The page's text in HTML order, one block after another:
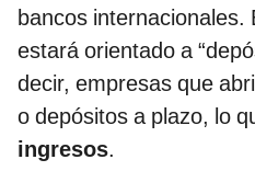
bancos internacionales.
estará orientado a
decir, empresas que
o depósitos a plazo, lo
ingresos.